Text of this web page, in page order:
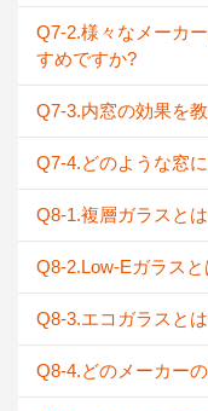
Q7-2.様々なメーカ
すめですか?
Q7-3.内窓の効果を教
Q7-4.どのような窓
Q8-1.複層ガラスと
Q8-2.Low-Eガラス
Q8-3.エコガラスと
Q8-4.どのメーカー